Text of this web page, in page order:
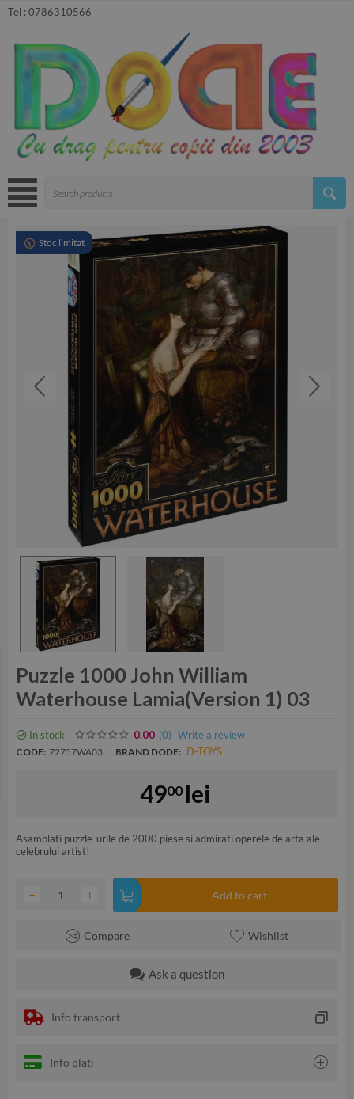
Tel :0786310566
Stoc limitat
Puzzle 1000 John William
Waterhouse Lamia(Version 1) 03
In stock 0.00 (0) Write a review
CODE: 72757WA03 BRAND DODE: D-TOYS
4900 lei
Asamblati puzzle-urile de 2000 piese si admirati operele de arta ale
celebrului artist!
+
− Add to cart
Compare Wishlist
Ask a question
Info transport
Info plati